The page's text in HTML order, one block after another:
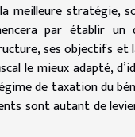
meilleure stratégie,
par établir
ses objectifs et
le mieux adapté,
de taxation du
sont autant de